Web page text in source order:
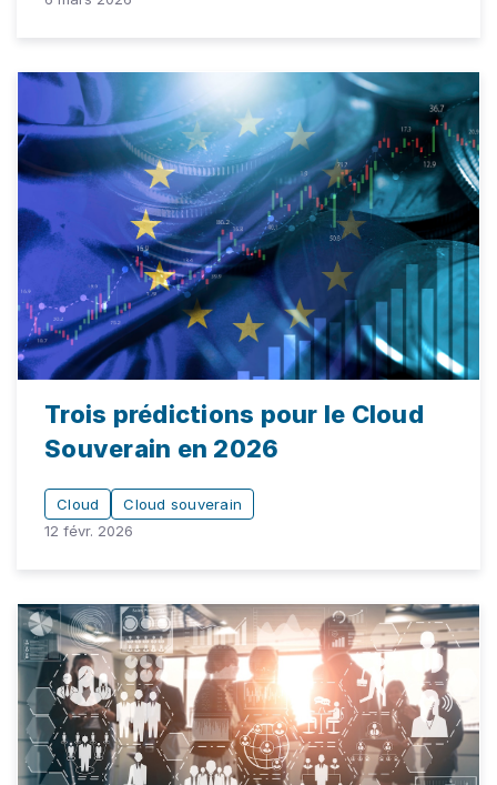
Trois prédictions pour le Cloud
Souverain en 2026
Cloud
Cloud souverain
12 févr. 2026